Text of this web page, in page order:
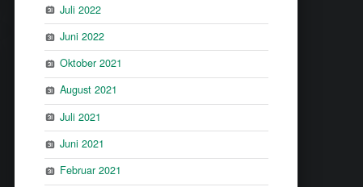
Juli 2022
Juni 2022
Oktober 2021
August 2021
Juli 2021
Juni 2021
Februar 2021